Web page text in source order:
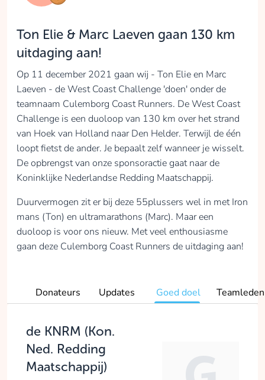
Ton Elie & Marc Laeven gaan 130 km
uitdaging aan!
Op 11 december 2021 gaan wij - Ton Elie en Marc
Laeven - de West Coast Challenge 'doen' onder de
teamnaam Culemborg Coast Runners. De West Coast
Challenge is een duoloop van 130 km over het strand
van Hoek van Holland naar Den Helder. Terwijl de één
loopt fietst de ander. Je bepaalt zelf wanneer je wisselt.
De opbrengst van onze sponsoractie gaat naar de
Koninklijke Nederlandse Redding Maatschappij.
Duurvermogen zit er bij deze 55plussers wel in met Iron
mans (Ton) en ultramarathons (Marc). Maar een
duoloop is voor ons nieuw. Met veel enthousiasme
gaan deze Culemborg Coast Runners de uitdaging aan!
Donateurs Updates Goed doel Teamleden
de KNRM (Kon.
Ned. Redding
Maatschappij)